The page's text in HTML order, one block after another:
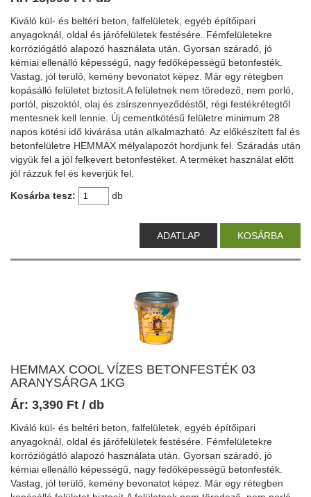
Kiváló kül- és beltéri beton, falfelületek, egyéb építőipari
anyagoknál, oldal és járófelületek festésére. Fémfelületekre
korróziógátló alapozó használata után. Gyorsan száradó, jó
kémiai ellenálló képességű, nagy fedőképességű betonfesték.
Vastag, jól terülő, kemény bevonatot képez. Már egy rétegben
kopásálló felületet biztosít.A felületnek nem töredező, nem porló,
portól, piszoktól, olaj és zsírszennyeződéstől, régi festékrétegtől
mentesnek kell lennie. Új cementkötésű felületre minimum 28
napos kötési idő kivárása után alkalmazható. Az előkészített fal és
betonfelületre HEMMAX mélyalapozót hordjunk fel. Száradás után
vigyük fel a jól felkevert betonfestéket. A terméket használat előtt
jól rázzuk fel és keverjük fel.
Kosárba tesz:
db
ADATLAP KOSÁRBA
HEMMAX COOL VÍZES BETONFESTÉK 03
ARANYSÁRGA 1KG
Ár: 3,390 Ft / db
Kiváló kül- és beltéri beton, falfelületek, egyéb építőipari
anyagoknál, oldal és járófelületek festésére. Fémfelületekre
korróziógátló alapozó használata után. Gyorsan száradó, jó
kémiai ellenálló képességű, nagy fedőképességű betonfesték.
Vastag, jól terülő, kemény bevonatot képez. Már egy rétegben